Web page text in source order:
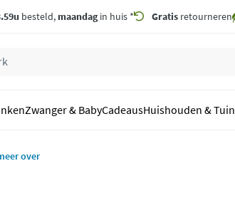
besteld, maandagin huis * Gratis retourneren
Zwanger & BabyCadeausHuishouden & Tuin
over